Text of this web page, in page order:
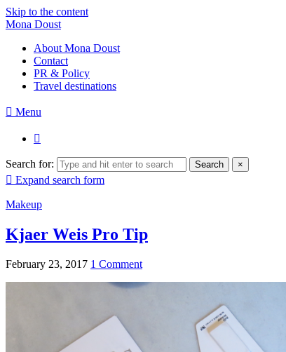
Skip to the content
Mona Doust
About Mona Doust
Contact
PR & Policy
Travel destinations
Menu
Search for: Search ×
Expand search form
Makeup
Kjaer Weis Pro Tip
February 23, 2017 1 Comment